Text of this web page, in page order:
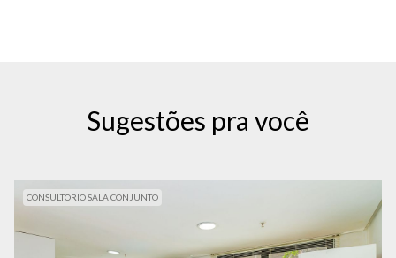
Sugestões pra você
CONSULTORIO SALA CONJUNTO